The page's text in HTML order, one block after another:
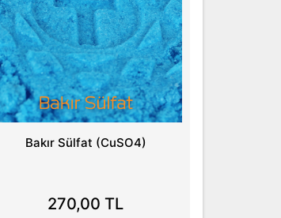
Bakır Sülfat (CuSO4)
270,00 TL